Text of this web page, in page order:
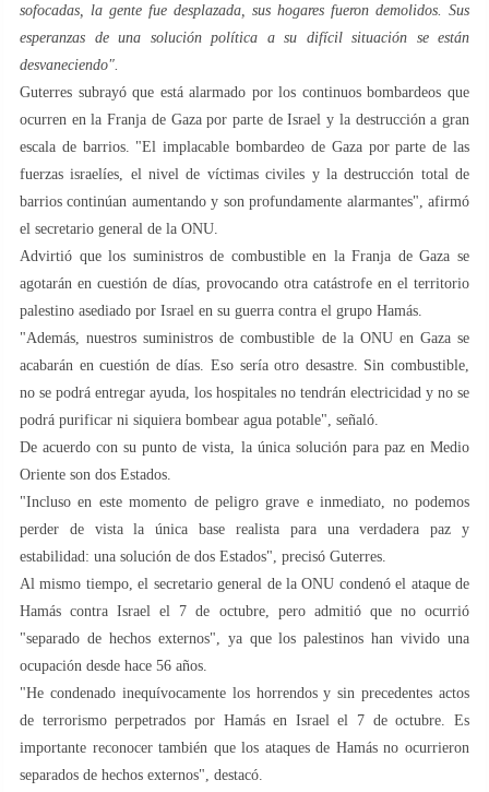
sofocadas, la gente fue desplazada, sus hogares fueron demolidos. Sus
esperanzas de una solución política a su difícil situación se están
desvaneciendo".
Guterres subrayó que está alarmado por los continuos bombardeos que
ocurren en la Franja de Gaza por parte de Israel y la destrucción a gran
escala de barrios. "El implacable bombardeo de Gaza por parte de las
fuerzas israelíes, el nivel de víctimas civiles y la destrucción total de
barrios continúan aumentando y son profundamente alarmantes", afirmó
el secretario general de la ONU.
Advirtió que los suministros de combustible en la Franja de Gaza se
agotarán en cuestión de días, provocando otra catástrofe en el territorio
palestino asediado por Israel en su guerra contra el grupo Hamás.
"Además, nuestros suministros de combustible de la ONU en Gaza se
acabarán en cuestión de días. Eso sería otro desastre. Sin combustible,
no se podrá entregar ayuda, los hospitales no tendrán electricidad y no se
podrá purificar ni siquiera bombear agua potable", señaló.
De acuerdo con su punto de vista, la única solución para paz en Medio
Oriente son dos Estados.
"Incluso en este momento de peligro grave e inmediato, no podemos
perder de vista la única base realista para una verdadera paz y
estabilidad: una solución de dos Estados", precisó Guterres.
Al mismo tiempo, el secretario general de la ONU condenó el ataque de
Hamás contra Israel el 7 de octubre, pero admitió que no ocurrió
"separado de hechos externos", ya que los palestinos han vivido una
ocupación desde hace 56 años.
"He condenado inequívocamente los horrendos y sin precedentes actos
de terrorismo perpetrados por Hamás en Israel el 7 de octubre. Es
importante reconocer también que los ataques de Hamás no ocurrieron
separados de hechos externos", destacó.